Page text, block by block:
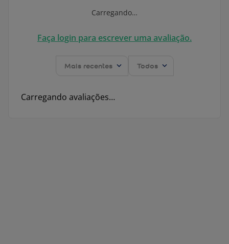
Carregando…
Faça login para escrever uma avaliação.
Mais recentes Todos
Carregando avaliações…